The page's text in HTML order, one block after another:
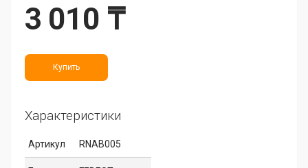
3 010 ₸
Купить
Характеристики
Артикул RNAB005